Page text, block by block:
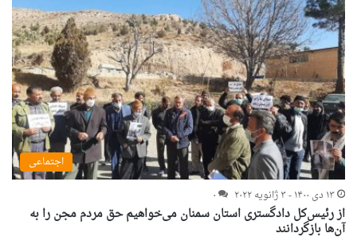
اجتماعی
۱۳ دی ۱۴۰۰ - ۳ ژانویه ۲۰۲۲
۰
از رئیس‌کل دادگستری استان سمنان می‌خواهیم حق مردم مجن را به
آن‌ها بازگردانند